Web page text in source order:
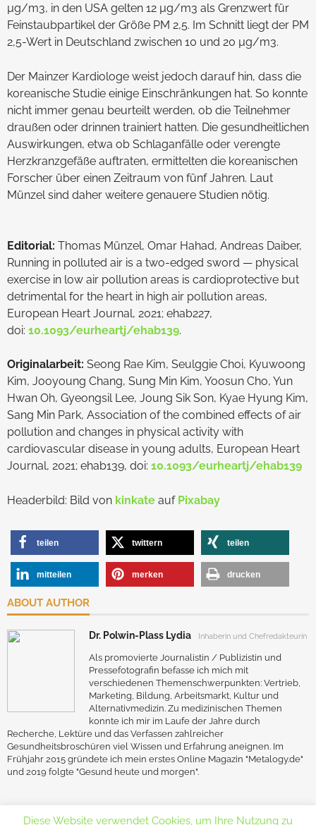
µg/m3, in den USA gelten 12 µg/m3 als Grenzwert für
Feinstaubpartikel der Größe PM 2,5. Im Schnitt liegt der PM
2,5-Wert in Deutschland zwischen 10 und 20 µg/m3.
Der Mainzer Kardiologe weist jedoch darauf hin, dass die
koreanische Studie einige Einschränkungen hat. So konnte
nicht immer genau beurteilt werden, ob die Teilnehmer
draußen oder drinnen trainiert hatten. Die gesundheitlichen
Auswirkungen, etwa ob Schlaganfälle oder verengte
Herzkranzgefäße auftraten, ermittelten die koreanischen
Forscher über einen Zeitraum von fünf Jahren. Laut
Münzel sind daher weitere genauere Studien nötig.
Editorial: Thomas Münzel, Omar Hahad, Andreas Daiber,
Running in polluted air is a two-edged sword — physical
exercise in low air pollution areas is cardioprotective but
detrimental for the heart in high air pollution areas,
European Heart Journal, 2021; ehab227,
doi: 10.1093/eurheartj/ehab139.
Originalarbeit: Seong Rae Kim, Seulggie Choi, Kyuwoong
Kim, Jooyoung Chang, Sung Min Kim, Yoosun Cho, Yun
Hwan Oh, Gyeongsil Lee, Joung Sik Son, Kyae Hyung Kim,
Sang Min Park, Association of the combined effects of air
pollution and changes in physical activity with
cardiovascular disease in young adults, European Heart
Journal, 2021; ehab139, doi: 10.1093/eurheartj/ehab139
Headerbild: Bild von kinkate auf Pixabay
teilen twittern teilen
mitteilen merken drucken
ABOUT AUTHOR
Dr. Polwin-Plass Lydia Inhaberin und Chefredakteurin
Als promovierte Journalistin / Publizistin und
Pressefotografin befasse ich mich mit
verschiedenen Themenschwerpunkten: Vertrieb,
Marketing, Bildung, Arbeitsmarkt, Kultur und
Alternativmedizin. Zu medizinischen Themen
konnte ich mir im Laufe der Jahre durch
Recherche, Lektüre und das Verfassen zahlreicher
Gesundheitsbroschüren viel Wissen und Erfahrung aneignen. Im
Frühjahr 2015 gründete ich mein erstes Online Magazin "Metalogy.de"
und 2019 folgte "Gesund heute und morgen".
Diese Website verwendet Cookies, um Ihre Nutzung zu